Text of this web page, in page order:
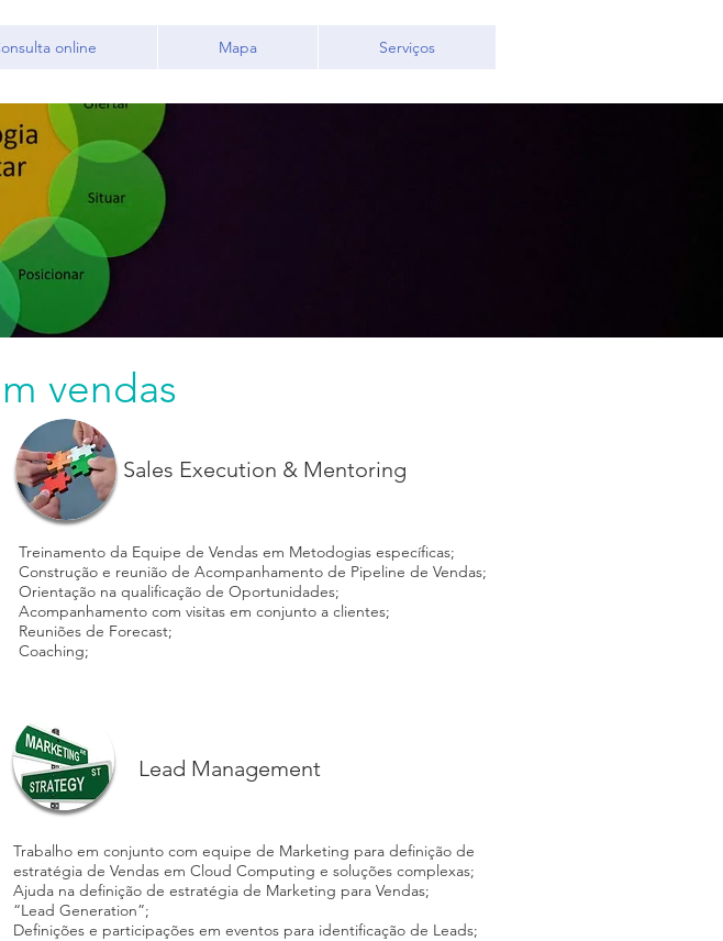
online Mapa Serviços
vendas
Sales Execution & Mentoring
Treinamento da Equipe de Vendas em Metodogias específicas;
Construção e reunião de Acompanhamento de Pipeline de Vendas;
Orientação na qualificação de Oportunidades;
Acompanhamento com visitas em conjunto a clientes;
Reuniões de Forecast;
Coaching;
Lead Management
Trabalho em conjunto com equipe de Marketing para definição de
estratégia de Vendas em Cloud Computing e soluções complexas;
Ajuda na definição de estratégia de Marketing para Vendas;
“Lead Generation”;
Definições e participações em eventos para identificação de Leads;